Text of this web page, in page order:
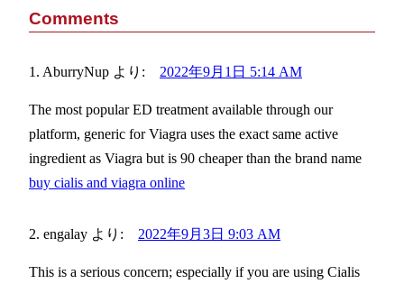
Comments
AburryNup より: 2022年9月1日 5:14 AM
The most popular ED treatment available through our
platform, generic for Viagra uses the exact same active
ingredient as Viagra but is 90 cheaper than the brand name
buy cialis and viagra online
engalay より: 2022年9月3日 9:03 AM
This is a serious concern; especially if you are using Cialis